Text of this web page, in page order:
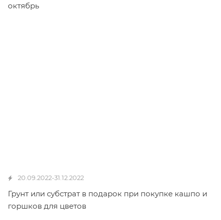
октябрь
20.09.2022-31.12.2022
Грунт или субстрат в подарок при покупке кашпо и
горшков для цветов